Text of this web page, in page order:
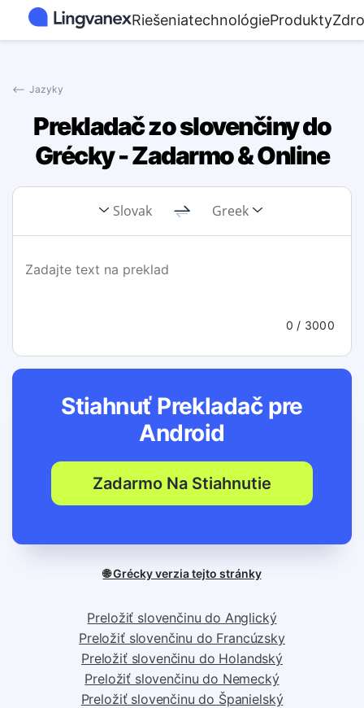
RiešeniatechnológieProdukty
⟵ Jazyky
Prekladač zo slovenčiny do
Grécky - Zadarmo & Online
Slovak Greek
0 / 3000
Stiahnuť Prekladač pre
Android
Zadarmo Na Stiahnutie
🌐 Grécky verzia tejto stránky
Preložiť slovenčinu do Anglický
Preložiť slovenčinu do Francúzsky
Preložiť slovenčinu do Holandský